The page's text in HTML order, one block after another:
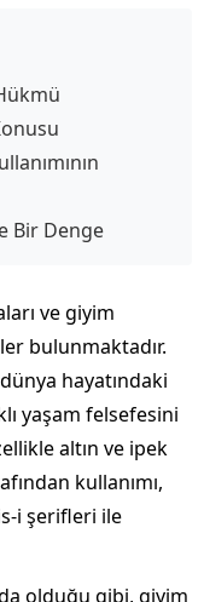
Bir Denge
ve giyim
bulunmaktadır.
hayatındaki
yaşam felsefesini
altın ve ipek
kullanımı,
i şerifleri ile
olduğu gibi, giyim